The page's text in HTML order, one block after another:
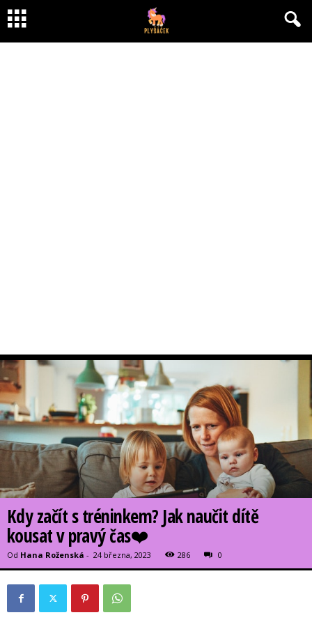
Kdy začít s tréninkem? Jak naučit dítě
kousat v pravý čas❤️
Od Hana Roženská - 24 března, 2023 286 0